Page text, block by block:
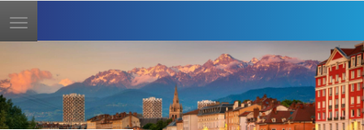
Toggle
navigation